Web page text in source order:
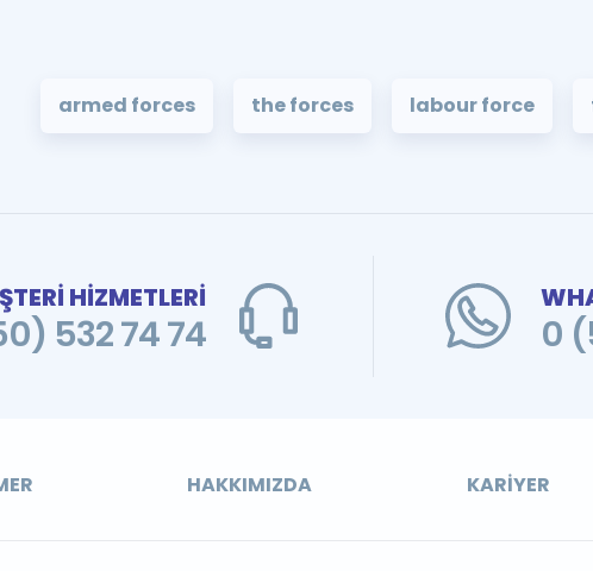
armed forces the forces labour force
HİZMETLERİ
532 74 74 0
HAKKIMIZDA KARIYER